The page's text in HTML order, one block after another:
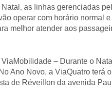
as linhas gerenciadas
operar com horário normal
melhor atender aos
– Durante o
Ano Novo, a ViaQuatro terá
de Réveillon da avenida